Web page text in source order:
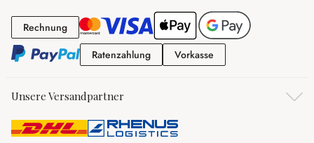
RechnungRechnung
RatenzahlungRatenzahlung
Vorkasse
Unsere Versandpartner